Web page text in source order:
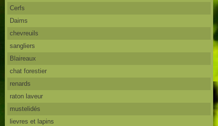
Cerfs
Daims
chevreuils
sangliers
Blaireaux
chat forestier
renards
raton laveur
mustelidés
lievres et lapins